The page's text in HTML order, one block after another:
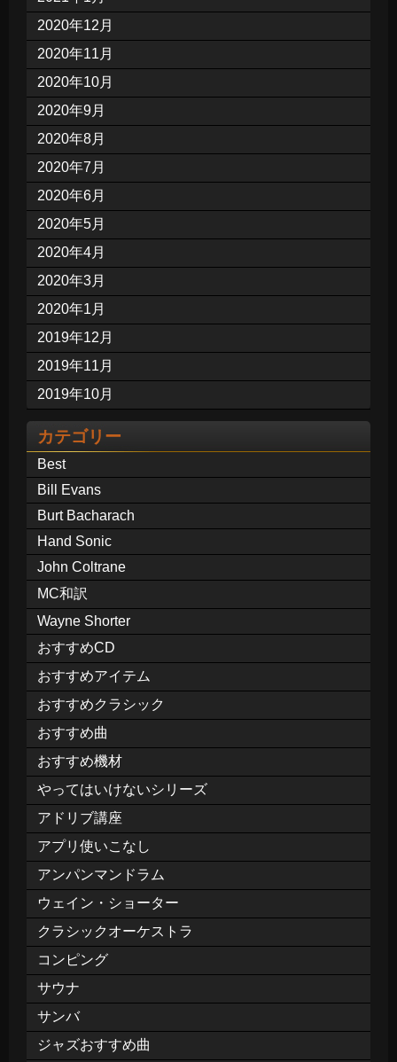
2020年12月
2020年11月
2020年10月
2020年9月
2020年8月
2020年7月
2020年6月
2020年5月
2020年4月
2020年3月
2020年1月
2019年12月
2019年11月
2019年10月
カテゴリー
Best
Bill Evans
Burt Bacharach
Hand Sonic
John Coltrane
MC和訳
Wayne Shorter
おすすめCD
おすすめアイテム
おすすめクラシック
おすすめ曲
おすすめ機材
やってはいけないシリーズ
アドリブ講座
アプリ使いこなし
アンパンマンドラム
ウェイン・ショーター
クラシックオーケストラ
コンピング
サウナ
サンバ
ジャズおすすめ曲